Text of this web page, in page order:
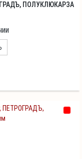
ПОЛУКЛЮКАРЗА